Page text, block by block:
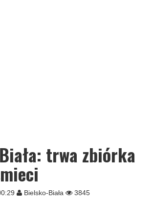
trwa zbiórka
Bielsko-Biała 3845